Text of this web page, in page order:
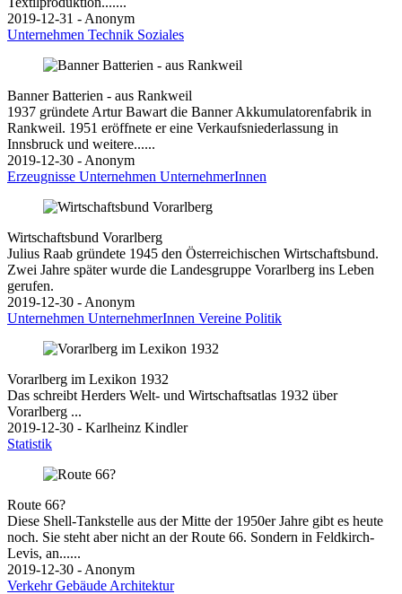
2019-12-31 - Anonym
Unternehmen Technik Soziales
Banner Batterien - aus Rankweil
1937 gründete Artur Bawart die Banner Akkumulatorenfabrik in
Rankweil. 1951 eröffnete er eine Verkaufsniederlassung in
Innsbruck und weitere......
2019-12-30 - Anonym
Erzeugnisse Unternehmen UnternehmerInnen
Wirtschaftsbund Vorarlberg
Julius Raab gründete 1945 den Österreichischen Wirtschaftsbund.
Zwei Jahre später wurde die Landesgruppe Vorarlberg ins Leben
gerufen.
2019-12-30 - Anonym
Unternehmen UnternehmerInnen Vereine Politik
Vorarlberg im Lexikon 1932
Das schreibt Herders Welt- und Wirtschaftsatlas 1932 über
Vorarlberg ...
2019-12-30 - Karlheinz Kindler
Statistik
Route 66?
Diese Shell-Tankstelle aus der Mitte der 1950er Jahre gibt es heute
noch. Sie steht aber nicht an der Route 66. Sondern in Feldkirch-
Levis, an......
2019-12-30 - Anonym
VerkehrGebäude Architektur